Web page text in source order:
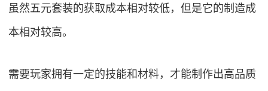
虽然五元套装的获取成本相对较低，但是它的制造成
本相对较高。
需要玩家拥有一定的技能和材料，才能制作出高品质